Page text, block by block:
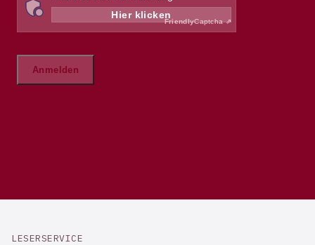
LESERSERVICE